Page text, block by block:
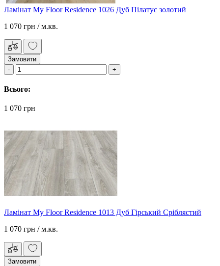
Ламінат My Floor Residence 1026 Дуб Пілатус золотий
1 070 грн / м.кв.
Замовити
Всього:
1 070 грн
Ламінат My Floor Residence 1013 Дуб Гірський Сріблястий
1 070 грн / м.кв.
Замовити